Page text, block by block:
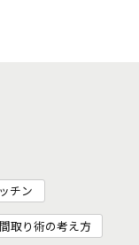
チン
取り術の考え方